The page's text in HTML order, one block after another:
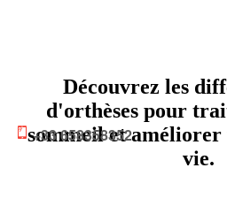
+33 658358352
Découvrez les
d'orthèses pour
sommeil et
vie.